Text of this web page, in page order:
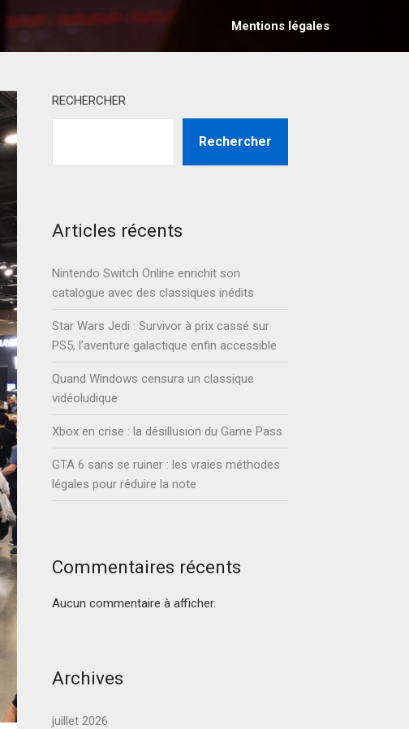
Mentions légales
RECHERCHER
Rechercher
Articles récents
Nintendo Switch Online enrichit son
catalogue avec des classiques inédits
Star Wars Jedi : Survivor à prix cassé sur
PS5, l’aventure galactique enfin accessible
Quand Windows censura un classique
vidéoludique
Xbox en crise : la désillusion du Game Pass
GTA 6 sans se ruiner : les vraies méthodes
légales pour réduire la note
Commentaires récents
Aucun commentaire à afficher.
Archives
juillet 2026